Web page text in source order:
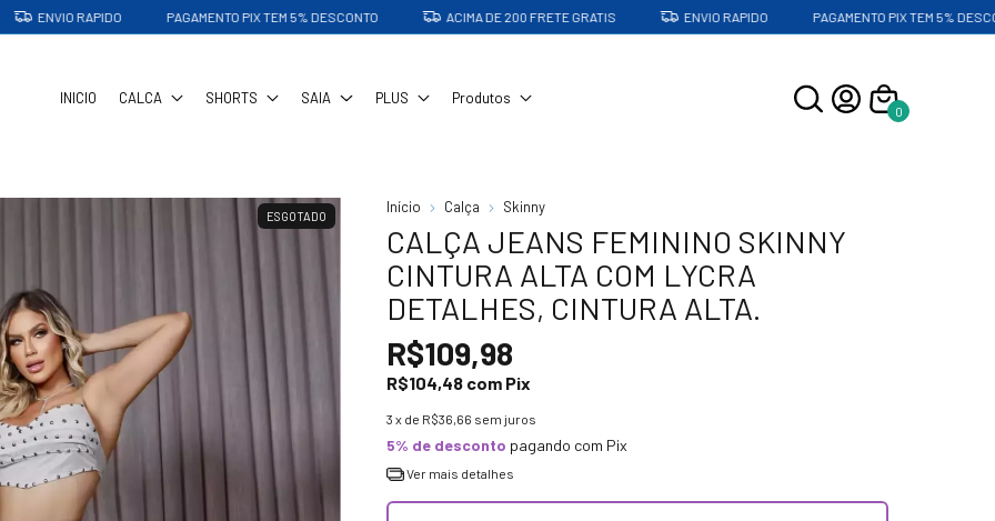
ENVIO RAPIDO PAGAMENTO PIX TEM 5% DESCONTO ACIMA DE 200 FRETE GRATIS ENVIO RAPIDO PAGAMENTO PIX TEM 5% DESCONTO
INICIO CALCA SHORTS SAIA PLUS Produtos
0
ESGOTADO
Início Calça Skinny
CALÇA JEANS FEMININO SKINNY
CINTURA ALTA COM LYCRA
DETALHES, CINTURA ALTA.
R$109,98
R$104,48 com Pix
3 x de R$36,66 sem juros
5% de desconto pagando com Pix
Ver mais detalhes